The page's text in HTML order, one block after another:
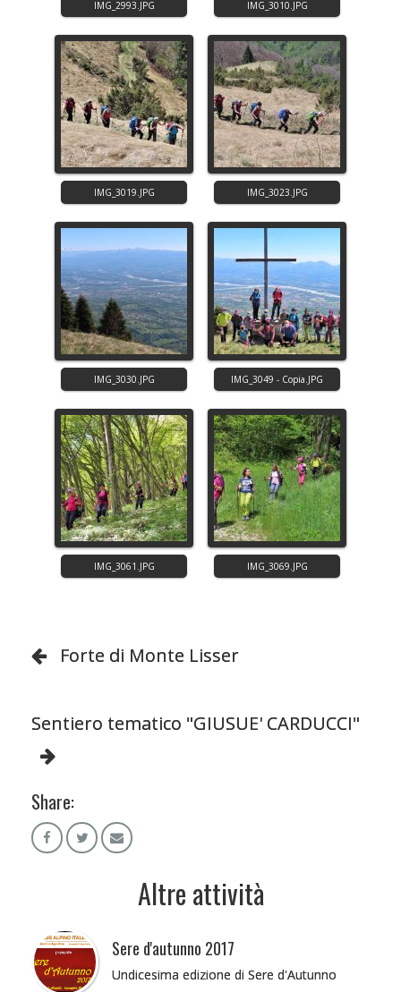
Forte di Monte Lisser
Sentiero tematico "GIUSUE' CARDUCCI"
Share:
Altre attività
Sere d'autunno 2017
Undicesima edizione di Sere d'Autunno